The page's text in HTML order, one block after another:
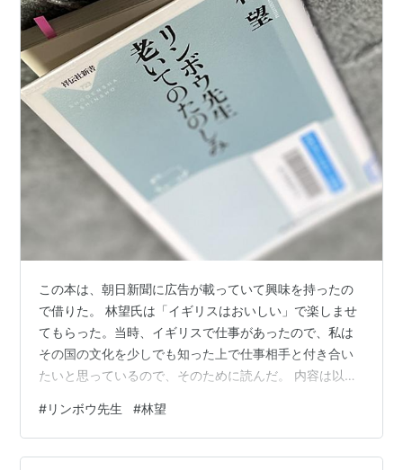
ISBN:4062117959『すらすら読める風姿花伝』
この本は、朝日新聞に広告が載っていて興味を持ったの
で借りた。 林望氏は「イギリスはおいしい」で楽しませ
てもらった。当時、イギリスで仕事があったので、私は
その国の文化を少しでも知った上で仕事相手と付き合い
たいと思っているので、そのために読んだ。 内容は以下
伝社 | 版元ドットコム ■主な内容■群れない、威張らな
い、でも信念は曲げないリンボウ先生が実践する、令和
老人生活要領◎一にも、二にも、危機管理！◎「誤嚥防
#リンボウ先生 #林望